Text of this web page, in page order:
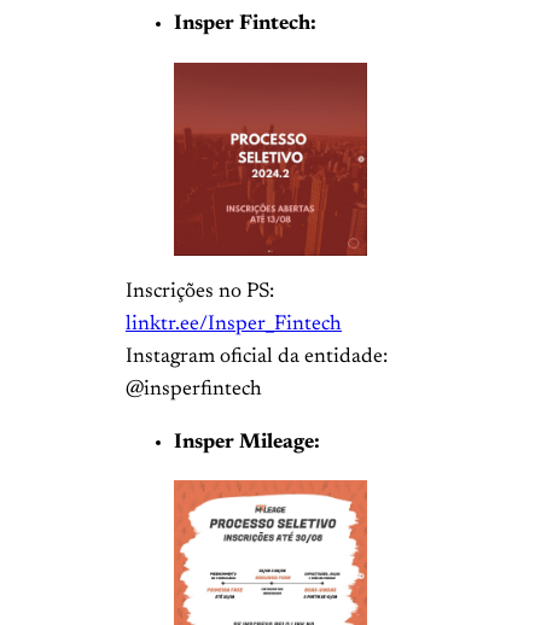
Insper Fintech:
Inscrições no PS:
linktr.ee/Insper_Fintech
Instagram oficial da entidade:
@insperfintech
Insper Mileage: